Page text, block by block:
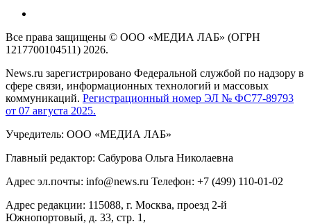
Все права защищены © ООО «МЕДИА ЛАБ» (ОГРН
1217700104511) 2026.
News.ru зарегистрировано Федеральной службой по надзору в
сфере связи, информационных технологий и массовых
коммуникаций. Регистрационный номер ЭЛ № ФС77-89793
от 07 августа 2025.
Учредитель: ООО «МЕДИА ЛАБ»
Главный редактор: Сабурова Ольга Николаевна
Адрес эл.почты: info@news.ru Телефон: +7 (499) 110-01-02
Адрес редакции: 115088, г. Москва, проезд 2-й
Южнопортовый, д. 33, стр. 1,